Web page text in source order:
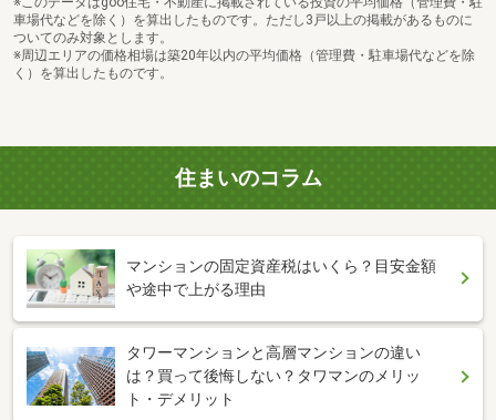
車場代などを除く）を算出したものです。ただし3戸以上の掲載があるものに
ついてのみ対象とします。
※周辺エリアの価格相場は築20年以内の平均価格（管理費・駐車場代などを除
く）を算出したものです。
住まいのコラム
マンションの固定資産税はいくら？目安金額
や途中で上がる理由
タワーマンションと高層マンションの違い
は？買って後悔しない？タワマンのメリッ
ト・デメリット